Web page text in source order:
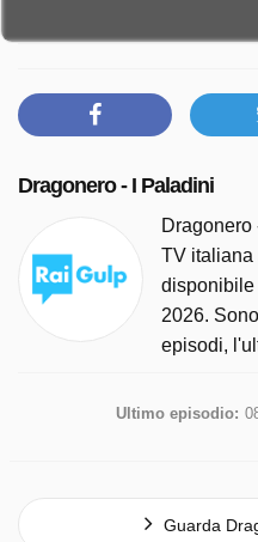
Dragonero - I Paladini
Dragonero
TV italiana
disponibile
2026.
episodi,
Ultimo episodio:
Guarda